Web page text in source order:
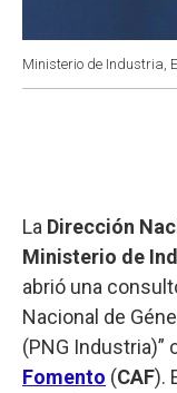
Ministerio de Industria,
La Dirección
Ministerio de
abrió una
Nacional de
(PNG Industria)”
Fomento (CAF).